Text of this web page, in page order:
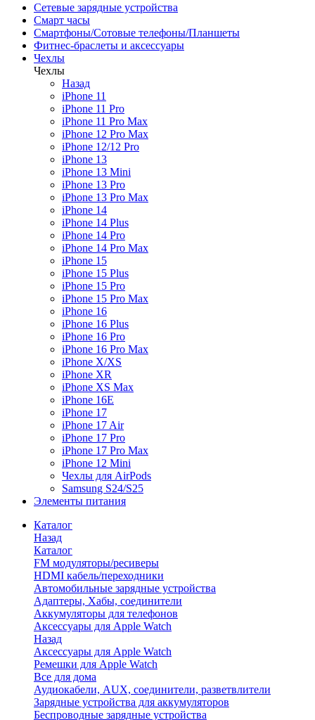
Сетевые зарядные устройства
Смарт часы
Смартфоны/Сотовые телефоны/Планшеты
Фитнес-браслеты и аксессуары
Чехлы
Чехлы
Назад
iPhone 11
iPhone 11 Pro
iPhone 11 Pro Max
iPhone 12 Pro Max
iPhone 12/12 Pro
iPhone 13
iPhone 13 Mini
iPhone 13 Pro
iPhone 13 Pro Max
iPhone 14
iPhone 14 Plus
iPhone 14 Pro
iPhone 14 Pro Max
iPhone 15
iPhone 15 Plus
iPhone 15 Pro
iPhone 15 Pro Max
iPhone 16
iPhone 16 Plus
iPhone 16 Pro
iPhone 16 Pro Max
iPhone X/XS
iPhone XR
iPhone XS Max
iPhone 16E
iPhone 17
iPhone 17 Air
iPhone 17 Pro
iPhone 17 Pro Max
iPhone 12 Mini
Чехлы для AirPods
Samsung S24/S25
Элементы питания
Каталог
Назад
Каталог
FM модуляторы/ресиверы
HDMI кабель/переходники
Автомобильные зарядные устройства
Адаптеры, Хабы, соединители
Аккумуляторы для телефонов
Аксессуары для Apple Watch
Назад
Аксессуары для Apple Watch
Ремешки для Apple Watch
Все для дома
Аудиокабели, AUX, соединители, разветвлители
Зарядные устройства для аккумуляторов
Беспроводные зарядные устройства